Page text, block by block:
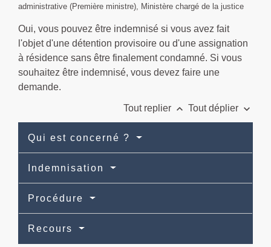
administrative (Première ministre), Ministère chargé de la justice
Oui, vous pouvez être indemnisé si vous avez fait
l'objet d'une détention provisoire ou d'une assignation
à résidence sans être finalement condamné. Si vous
souhaitez être indemnisé, vous devez faire une
demande.
Tout replier keyboard_arrow_up Tout déplier keyboard_arrow_down
Qui est concerné ?
Indemnisation
Procédure
Recours